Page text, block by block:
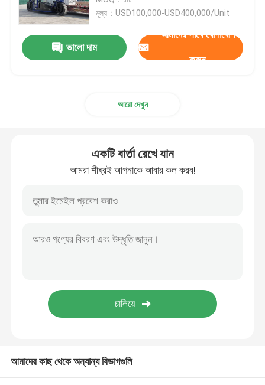
মোবাইল গ্যান্ট্রি ক্রেন
মূল্য：USD100,000-USD400,000/Unit
ভালো দাম
আমাদের সাথে যোগাযোগ
করুন
আরো দেখুন
একটি বার্তা রেখে যান
আমরা শীঘ্রই আপনাকে আবার কল করব!
আমাদের কাছ থেকে অন্যান্য বিভাগগুলি